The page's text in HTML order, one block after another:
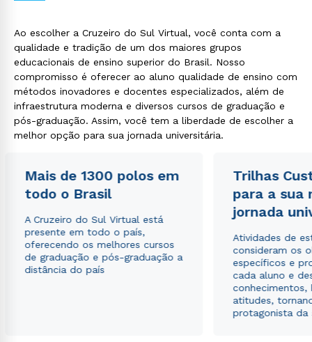
Ao escolher a Cruzeiro do Sul Virtual, você conta com a
qualidade e tradição de um dos maiores grupos
educacionais de ensino superior do Brasil. Nosso
compromisso é oferecer ao aluno qualidade de ensino com
métodos inovadores e docentes especializados, além de
infraestrutura moderna e diversos cursos de graduação e
pós-graduação. Assim, você tem a liberdade de escolher a
melhor opção para sua jornada universitária.
Mais de 1300 polos em
todo o Brasil
A Cruzeiro do Sul Virtual está
presente em todo o país,
oferecendo os melhores cursos
de graduação e pós-graduação a
distância do país
Trilhas
para a sua
jornada
Atividades de
consideram os
específicos e
cada aluno e
conhecimentos,
atitudes,
protagonista da